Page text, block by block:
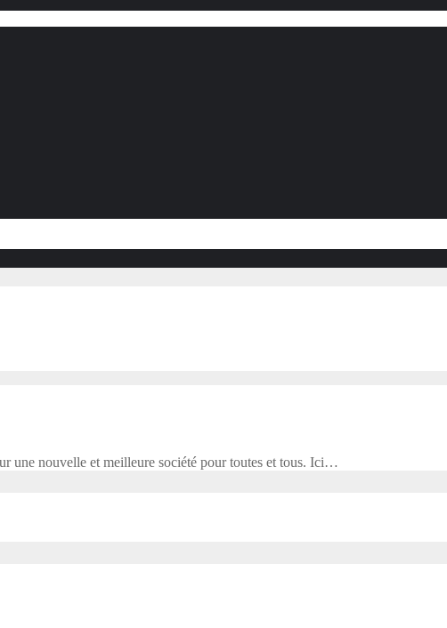
une nouvelle et meilleure société pour toutes et tous. Ici…